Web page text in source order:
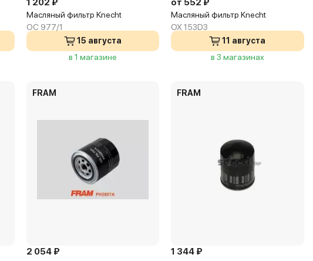
1 202 ₽
Масляный фильтр Knecht
OC 977/1
15 августа
в 1 магазине
от 552 ₽
Масляный фильтр Knecht
OX 153D3
11 августа
в 3 магазинах
FRAM
2 054 ₽
FRAM
1 344 ₽